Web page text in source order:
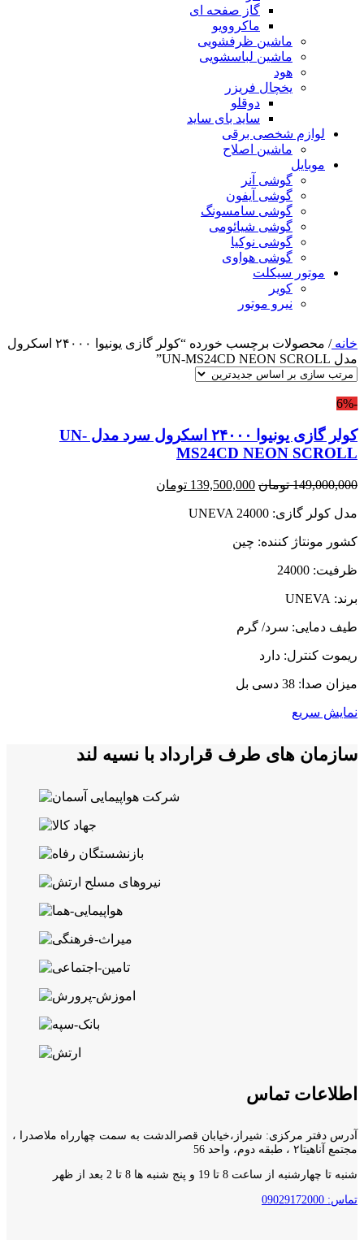
گاز صفحه ای
ماکروویو
ماشین ظرفشویی
ماشین لباسشویی
هود
یخچال فریزر
دوقلو
ساید بای ساید
لوازم شخصی برقی
ماشین اصلاح
موبایل
گوشی آنر
گوشی آیفون
گوشی سامسونگ
گوشی شیائومی
گوشی نوکیا
گوشی هواوی
موتور سیکلت
کویر
نیرو موتور
خانه/
محصولات برچسب خورده “کولر گازی یونیوا ۲۴۰۰۰ اسکرول
مدل UN-MS24CD NEON SCROLL”
-6%
کولر گازی یونیوا ۲۴۰۰۰ اسکرول سرد مدل UN-
MS24CD NEON SCROLL
149,000,000 تومان قیمت
149,000,000 تومان
139,500,000 تومان
مدل کولر گازی: UNEVA 24000
کشور مونتاژ کننده: چین
ظرفیت: 24000
برند: UNEVA
طیف دمایی: سرد/ گرم
ریموت کنترل: دارد
میزان صدا: 38 دسی بل
نمایش سریع
سازمان های طرف قرارداد با نسیه لند
اطلاعات تماس
آدرس دفتر مرکزی: شیراز،خیابان قصرالدشت به سمت چهارراه ملاصدرا ،
مجتمع آناهیتا۲ ، طبقه دوم، واحد 56
شنبه تا چهارشنبه از ساعت 8 تا 19 و پنج شنبه ها 8 تا 2 بعد از ظهر
تماس: 09029172000